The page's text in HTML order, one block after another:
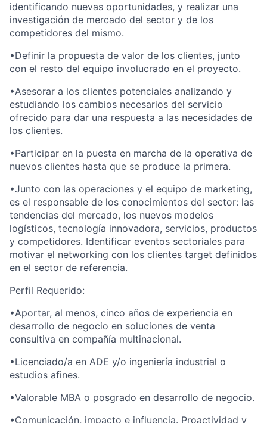
identificando nuevas oportunidades, y realizar una
investigación de mercado del sector y de los
competidores del mismo.
•Definir la propuesta de valor de los clientes, junto
con el resto del equipo involucrado en el proyecto.
•Asesorar a los clientes potenciales analizando y
estudiando los cambios necesarios del servicio
ofrecido para dar una respuesta a las necesidades de
los clientes.
•Participar en la puesta en marcha de la operativa de
nuevos clientes hasta que se produce la primera.
•Junto con las operaciones y el equipo de marketing,
es el responsable de los conocimientos del sector: las
tendencias del mercado, los nuevos modelos
logísticos, tecnología innovadora, servicios, productos
y competidores. Identificar eventos sectoriales para
motivar el networking con los clientes target definidos
en el sector de referencia.
Perfil Requerido:
•Aportar, al menos, cinco años de experiencia en
desarrollo de negocio en soluciones de venta
consultiva en compañía multinacional.
•Licenciado/a en ADE y/o ingeniería industrial o
estudios afines.
•Valorable MBA o posgrado en desarrollo de negocio.
•Comunicación, impacto e influencia. Proactividad y